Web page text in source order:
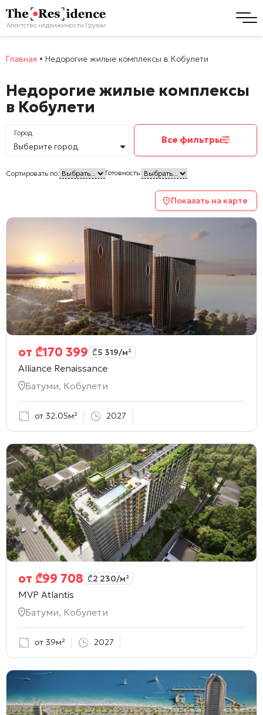
Главная • Недорогие жилые комплексы в Кобулети
Недорогие жилые комплексы
в Кобулети
Город
Выберите город
Все фильтры
Сортировать по: Готовность:
Показать на карте
от ₾170 399 ₾5 319/м²
Alliance Renaissance
Батуми, Кобулети
от 32.05м² 2027
от ₾99 708 ₾2 230/м²
MVP Atlantis
Батуми, Кобулети
от 39м² 2027